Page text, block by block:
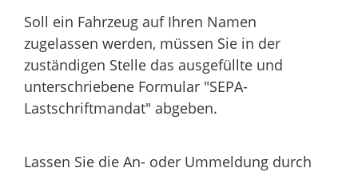
Soll ein Fahrzeug auf Ihren Namen
zugelassen werden, müssen Sie in der
zuständigen Stelle das ausgefüllte und
unterschriebene Formular "SEPA-
Lastschriftmandat" abgeben.
Lassen Sie die An- oder Ummeldung durch